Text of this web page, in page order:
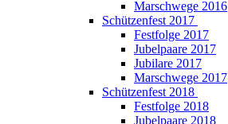
Marschwege 2016
Schützenfest 2017
Festfolge 2017
Jubelpaare 2017
Jubilare 2017
Marschwege 2017
Schützenfest 2018
Festfolge 2018
Jubelpaare 2018